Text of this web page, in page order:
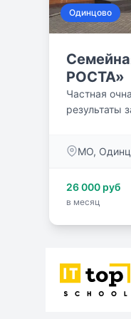
Одинцово
РОСТА»
Частная
результаты
математика,
Дети будут
поддержки!
МО,
26 000 руб
в месяц